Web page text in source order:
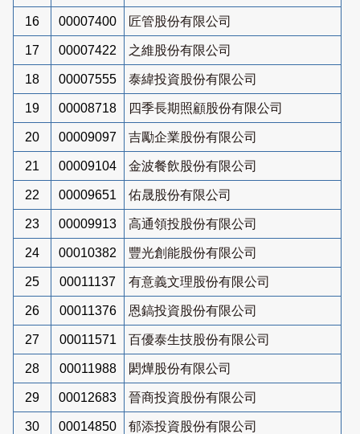
16 00007400 匠管股份有限公司
17 00007422 之維股份有限公司
18 00007555 泰緯投資股份有限公司
19 00008718 四季長期照顧股份有限公司
20 00009097 吉勵企業股份有限公司
21 00009104 金波餐飲股份有限公司
22 00009651 佑晟股份有限公司
23 00009913 高通領投股份有限公司
24 00010382 豐光創能股份有限公司
25 00011137 有意義文理股份有限公司
26 00011376 恩鎬投資股份有限公司
27 00011571 百優泰生技股份有限公司
28 00011988 閎燁股份有限公司
29 00012683 晉商投資股份有限公司
30 00014850 郁添投資股份有限公司